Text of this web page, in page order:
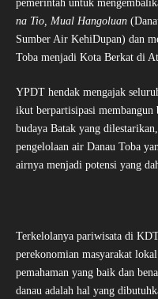
pemerintah untuk
na Tio, Mual Hangoluan
Sumber Air KehiDupan) dan
Toba menjadi Kota Berkat di
YPDT hendak mengajak
ikut berpartisipasi membangun
budaya Batak yang
pengelolaan air Danau Toba
airnya menjadi potensi yang
Terkelolanya pariwisata di
perekonomian masyarakat
pemahaman yang baik dan
danau adalah hal yang